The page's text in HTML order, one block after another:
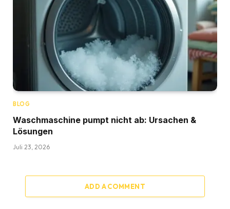
BLOG
Waschmaschine pumpt nicht ab: Ursachen &
Lösungen
Juli 23, 2026
ADD A COMMENT